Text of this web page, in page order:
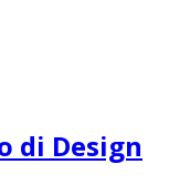
di Design